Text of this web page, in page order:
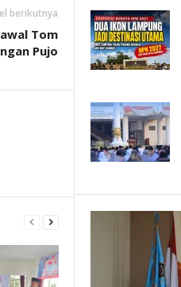
berikutnya
Tom
Pujo